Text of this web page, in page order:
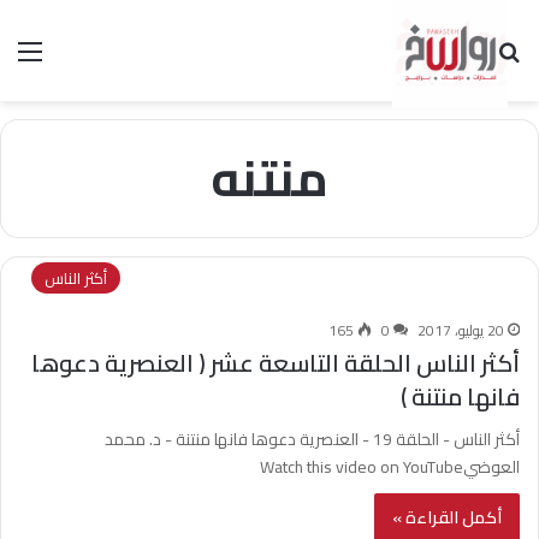
بحث عن
منتنه
أكثر الناس
20 يوليو، 2017 0
165
أكثر الناس الحلقة التاسعة عشر ( العنصرية دعوها
فانها منتنة )
أكثر الناس - الحلقة 19 - العنصرية دعوها فانها منتنة - د. محمد
العوضيWatch this video on YouTube
أكمل القراءة »